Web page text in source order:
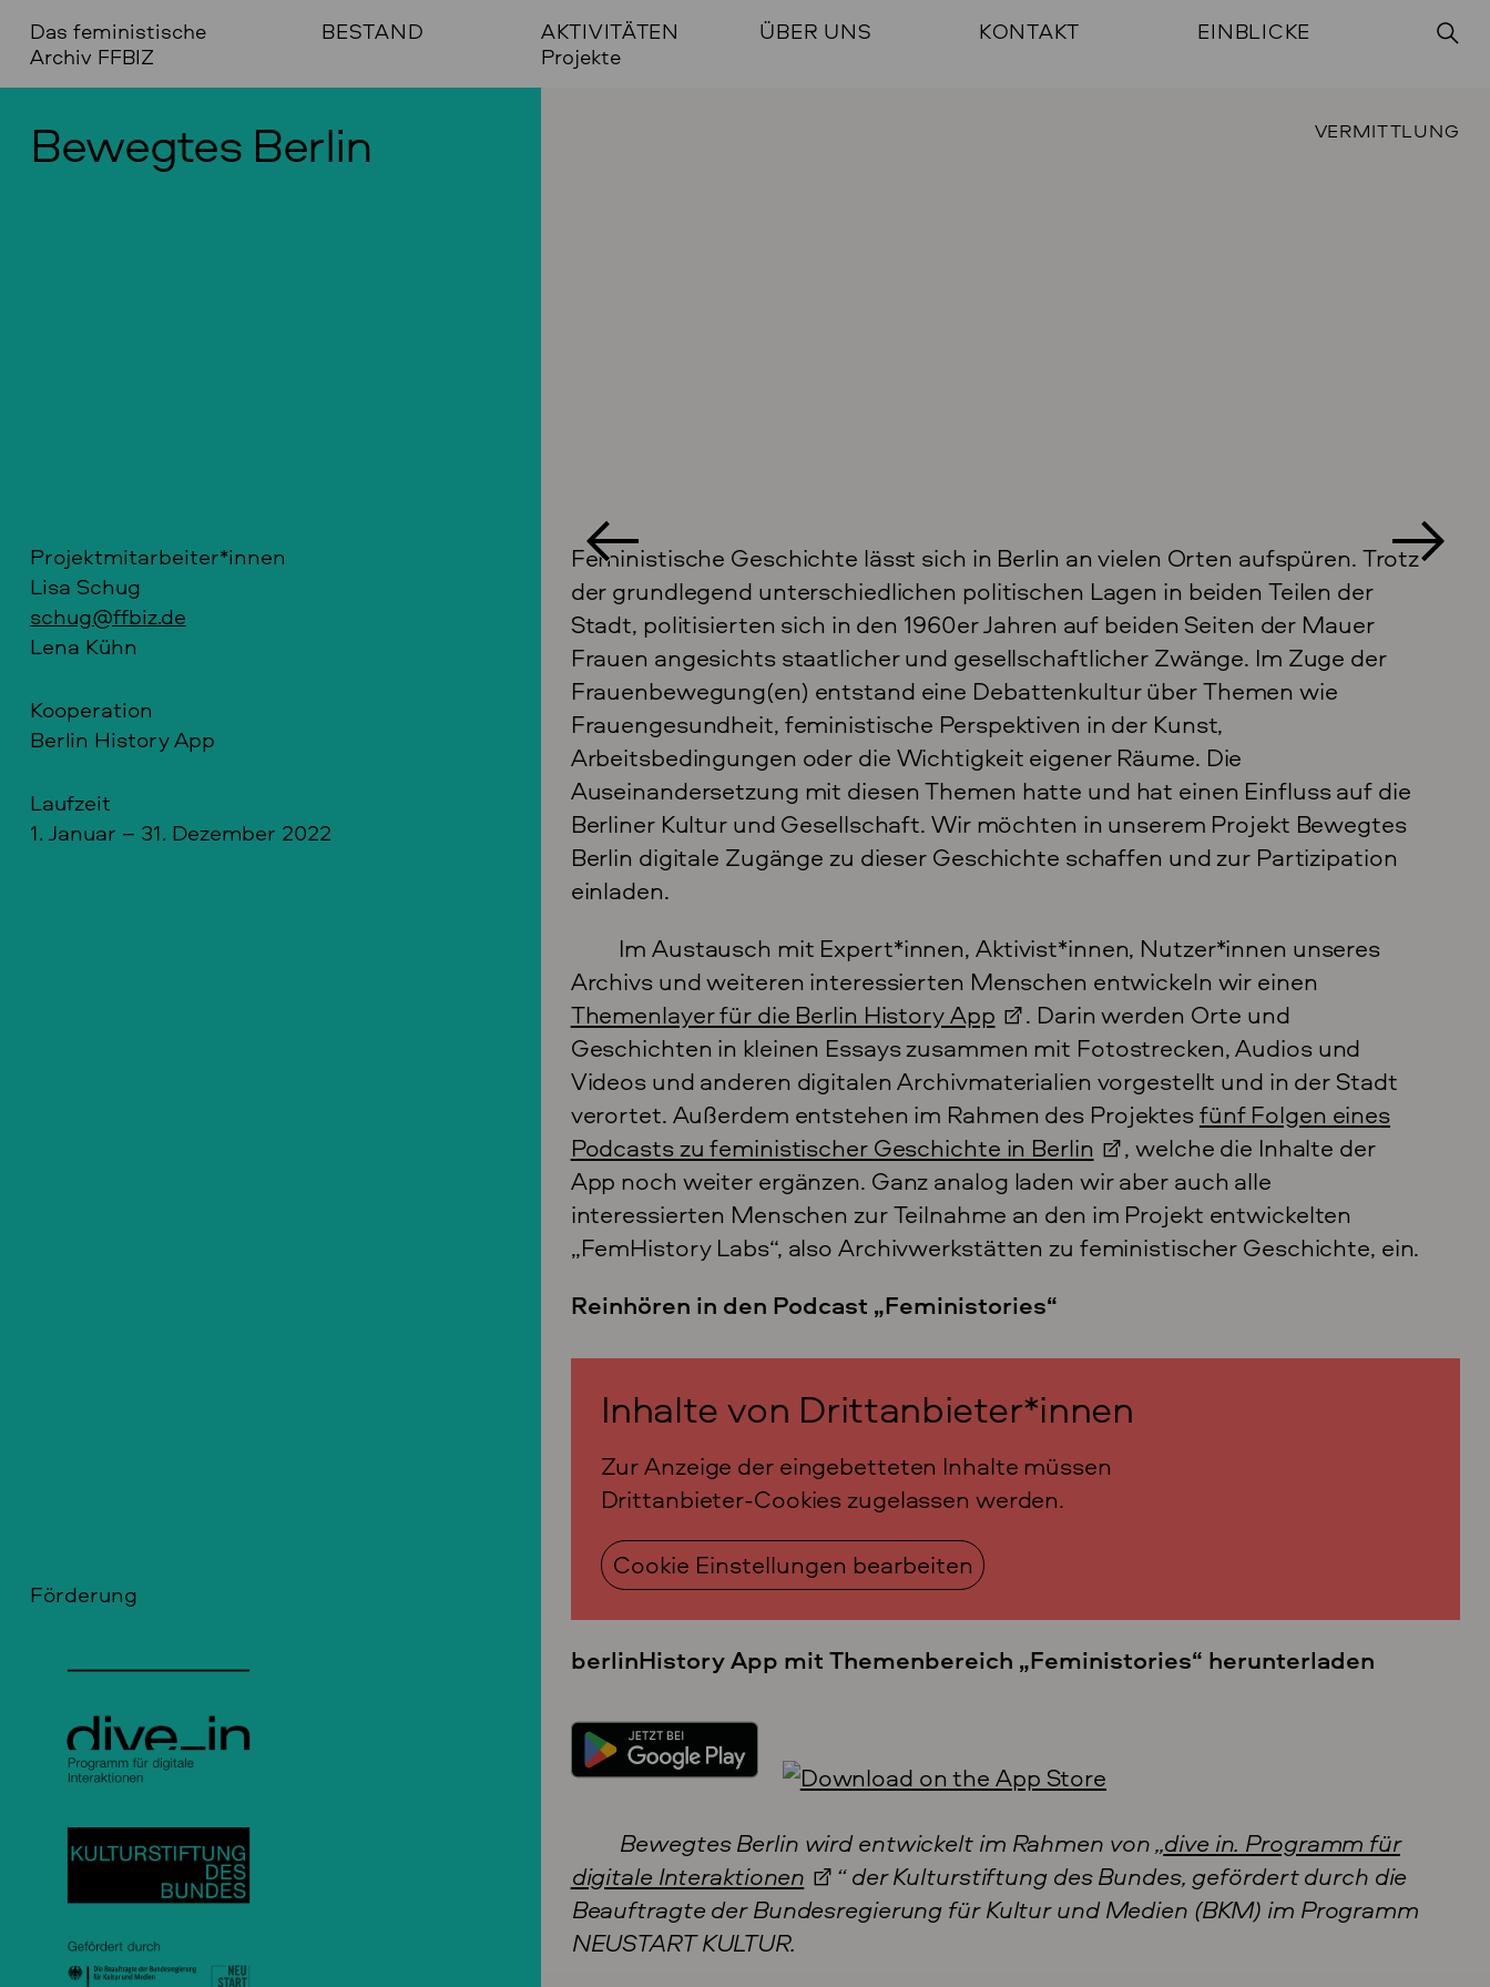
Das feministische
Archiv FFBIZ
BESTAND
AKTIVITÄTEN
Projekte
ÜBER UNS KONTAKT EINBLICKE
Bewegtes Berlin VERMITTLUNG
Feministische Geschichte lässt sich in Berlin an vielen Orten aufspüren. Trotz
der grundlegend unterschiedlichen politischen Lagen in beiden Teilen der
Stadt, politisierten sich in den 1960er Jahren auf beiden Seiten der Mauer
Frauen angesichts staatlicher und gesellschaftlicher Zwänge. Im Zuge der
Frauenbewegung(en) entstand eine Debattenkultur über Themen wie
Frauengesundheit, feministische Perspektiven in der Kunst,
Arbeitsbedingungen oder die Wichtigkeit eigener Räume. Die
Auseinandersetzung mit diesen Themen hatte und hat einen Einfluss auf die
Berliner Kultur und Gesellschaft. Wir möchten in unserem Projekt Bewegtes
Berlin digitale Zugänge zu dieser Geschichte schaffen und zur Partizipation
einladen.
Im Austausch mit Expert*innen, Aktivist*innen, Nutzer*innen unseres
Archivs und weiteren interessierten Menschen entwickeln wir einen
Themenlayer für die Berlin History App
. Darin werden Orte und
Geschichten in kleinen Essays zusammen mit Fotostrecken, Audios und
Videos und anderen digitalen Archivmaterialien vorgestellt und in der Stadt
verortet. Außerdem entstehen im Rahmen des Projektesfünf Folgen eines
Podcasts zu feministischer Geschichte in Berlin
, welche die Inhalte der
App noch weiter ergänzen. Ganz analog laden wir aber auch alle
interessierten Menschen zur Teilnahme an den im Projekt entwickelten
„FemHistory Labs“, also Archivwerkstätten zu feministischer Geschichte, ein.
Reinhören in den Podcast „Feministories“
Inhalte von Drittanbieter*innen
Zur Anzeige der eingebetteten Inhalte müssen
Drittanbieter-Cookies zugelassen werden.
Cookie Einstellungen bearbeiten
berlinHistory App mit Themenbereich „Feministories“ herunterladen
Bewegtes Berlin wird entwickelt im Rahmen von „dive in. Programm für
digitale Interaktionen
“ der Kulturstiftung des Bundes, gefördert durch die
Beauftragte der Bundesregierung für Kultur und Medien (BKM) im Programm
NEUSTART KULTUR.
Projektmitarbeiter*innen
Lisa Schug
schug@ffbiz.de
Lena Kühn
Kooperation
Berlin History App
Laufzeit
1. Januar – 31. Dezember 2022
Förderung